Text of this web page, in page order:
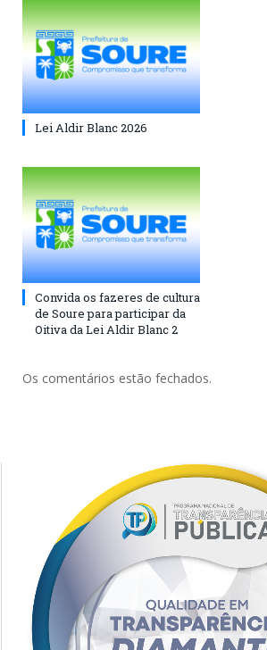
Lei Aldir Blanc 2026
Convida os fazeres de cultura
de Soure para participar da
Oitiva da Lei Aldir Blanc 2
Os comentários estão fechados.